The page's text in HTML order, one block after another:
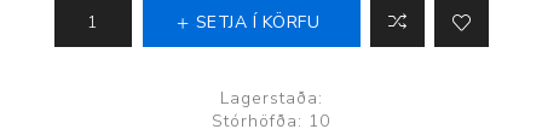
SETJA Í KÖRFU
Lagerstaða:
Stórhöfða: 10